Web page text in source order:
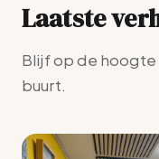
Laatste
Blijf op de hoogte
buurt.